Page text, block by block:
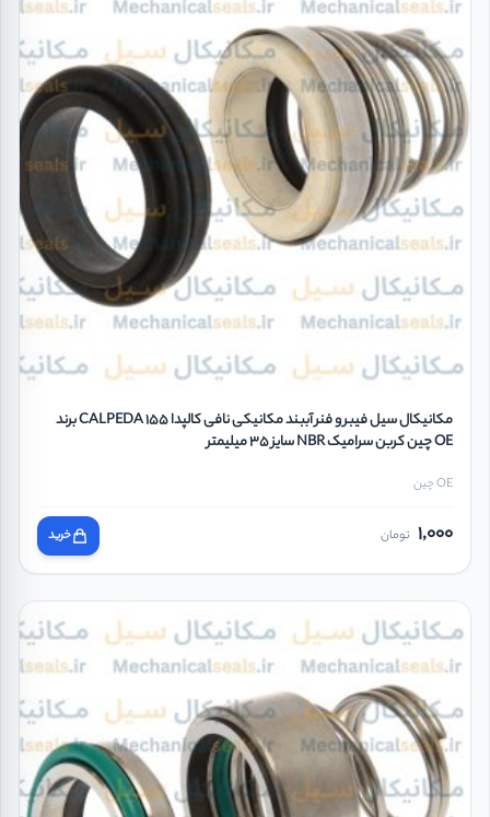
مکانیکال سیل فیبر و فنر آببند مکانیکی نافی کالپدا CALPEDA 155 برند
OE چین کربن سرامیک NBR سایز 35 میلیمتر
OE چین
1,000 تومان خرید